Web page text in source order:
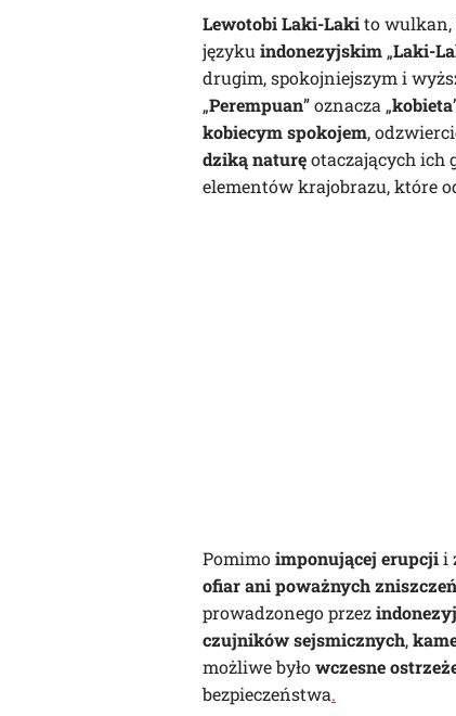
Lewotobi Laki-Lakito wulkan,
języku indonezyjskim „Laki-
drugim, spokojniejszym i
„Perempuan” oznacza „kobieta
kobiecym spokojem,
dziką naturęotaczających ich
elementów krajobrazu, które
Pomimoimponującej erupcjii
ofiar ani poważnych zniszczeń
prowadzonego przez
czujników sejsmicznych,
możliwe byłowczesne
bezpieczeństwa.